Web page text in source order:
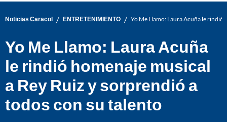
Noticias Caracol / ENTRETENIMIENTO / Yo Me Llamo: Laura Acuña le rindió
Yo Me Llamo: Laura Acuña
le rindió homenaje musical
a Rey Ruiz y sorprendió a
todos con su talento